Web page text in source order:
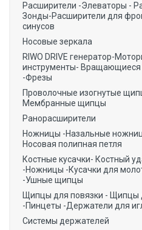
Расширители -Элеваторы -
Зонды-Расширители для
синусов
Носовые зеркала
RIWO DRIVE генератор-
инструменты-
-Фрезы
Проволочные изогнутые
Мембранные щипцы
Ранорасширители
Ножницы -Назальные
Носовая полипная петля
Костные кусачки- Костный
-Ножницы -Кусачки для
-Ушные щипцы
Щипцы для повязки - Щипцы
-Пинцеты -Держатели для
Системы держателей